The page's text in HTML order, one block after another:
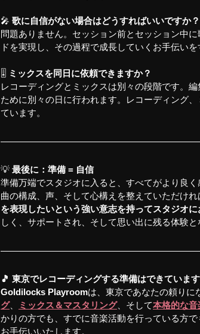
🎤 歌に自信がない場合はどうすればいいですか？
問題ありません。セッション前とセッション中
ドを実現し、その過程で成長していくお手伝い
🎚️ ミックスを同日に依頼できますか？
レコーディングとミックスは別々の段階です。
ために別々の日に行われます。レコーディング
ています。
💡 最後に：準備 = 自信
準備万端でスタジオに入ると、すべてがより良く
曲の構成、声、そして心構えを整えていただけ
を表現したいという強い意志を持ってスタジオ
しく、サポートされ、そして思い出に残る体験
🎵 東京でレコーディングする準備はできていま
Goldilocks Playroomは、東京であなたの頼りに
グ、 ミックス＆マスタリング、そして本格的な音
かりの方でも、すでに音楽活動を行っている方
お手伝いいたします。